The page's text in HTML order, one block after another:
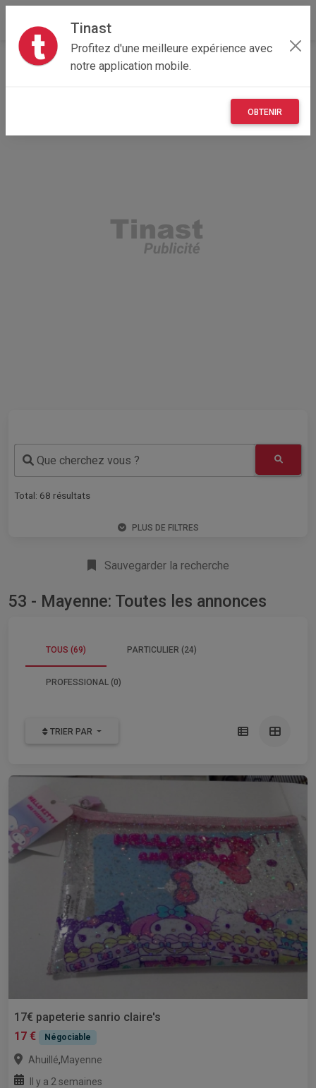
Tinast
Profitez d'une meilleure expérience avec
notre application mobile.
OBTENIR
Accueil Recherche Pays de la Loire
Que cherchez vous ?
Total: 68 résultats
PLUS DE FILTRES
Sauvegarder la recherche
53 - Mayenne: Toutes les annonces
TOUS (69) PARTICULIER (24)
PROFESSIONAL (0)
TRIER PAR
17€ papeterie sanrio claire's
17 €
Négociable
Ahuillé,Mayenne
Il y a 2 semaines